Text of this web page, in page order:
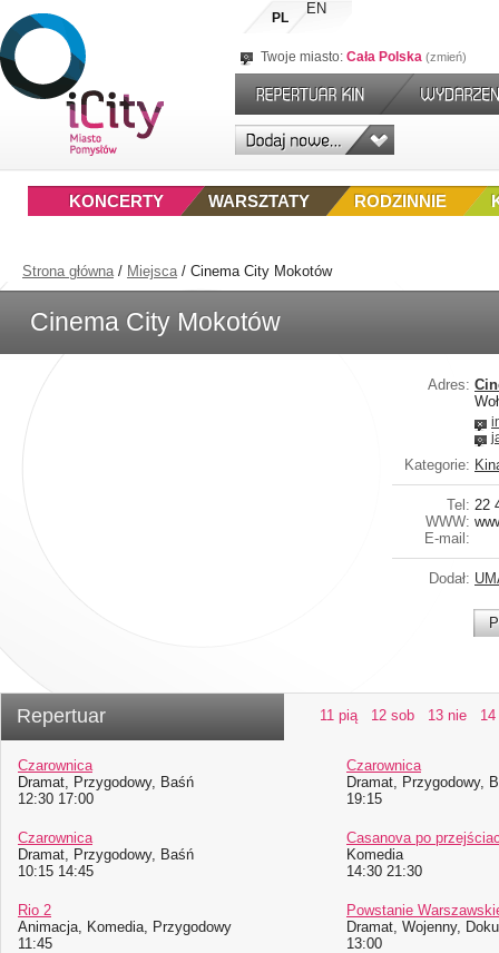
PL
EN
Twoje miasto: Cała Polska zmień
RODZINNIE
WARSZTATY
KONCERTY
Strona główna/ Miejsca/ Cinema City Mokotów
Cinema City Mokotów
Adres:
Kategorie:
Tel: 22
WWW:
E-mail:
Dodał:
Repertuar 11 pią 12 sob 13 nie 14
Czarownica
Dramat, Przygodowy, Baśń
12:30 17:00
Czarownica
Dramat, Przygodowy,
19:15
Czarownica
Dramat, Przygodowy, Baśń
10:15 14:45
Casanova po
Komedia
14:30 21:30
Rio 2
Animacja, Komedia, Przygodowy
11:45
Powstanie
Dramat, Wojenny,
13:00